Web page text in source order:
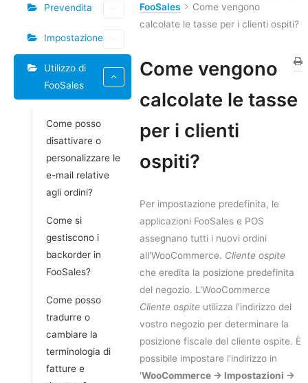
Prevendita
Impostazione
Utilizzo di
FooSales
Come posso
disattivare o
personalizzare le
e-mail relative
agli ordini?
Come si
gestiscono i
backorder in
FooSales?
Come posso
tradurre o
cambiare la
terminologia di
fatture e
FooSales
Come vengono
calcolate le tasse per i clienti ospiti?
Come vengono
calcolate le tasse
per i clienti
ospiti?
Per impostazione predefinita, le
applicazioni FooSales e POS
assegnano tutti i nuovi ordini
all'WooCommerce. Cliente ospite
che eredita la posizione predefinita
del negozio. L'WooCommerce
Cliente ospite utilizza l'indirizzo del
vostro negozio per determinare la
posizione fiscale del cliente ospite. È
possibile impostare l'indirizzo in
'WooCommerce -> Impostazioni ->
Tag
tra
documenti